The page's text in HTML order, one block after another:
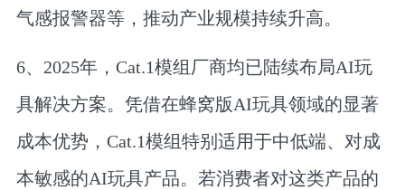
气感报警器等，推动产业规模持续升高。
6、2025年，Cat.1模组厂商均已陆续布局AI玩
具解决方案。凭借在蜂窝版AI玩具领域的显著
成本优势，Cat.1模组特别适用于中低端、对成
本敏感的AI玩具产品。若消费者对这类产品的